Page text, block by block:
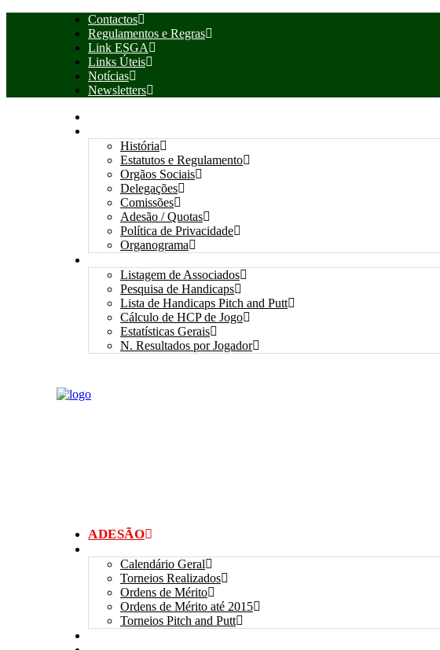
Contactos
Regulamentos e Regras
Link ESGA
Links Úteis
Notícias
Newsletters
História
Estatutos e Regulamento
Orgãos Sociais
Delegações
Comissões
Adesão / Quotas
Política de Privacidade
Organograma
Listagem de Associados
Pesquisa de Handicaps
Lista de Handicaps Pitch and Putt
Cálculo de HCP de Jogo
Estatísticas Gerais
N. Resultados por Jogador
ADESÃO
Calendário Geral
Torneios Realizados
Ordens de Mérito
Ordens de Mérito até 2015
Torneios Pitch and Putt